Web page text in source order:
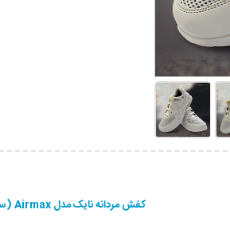
کفش مردانه نایک مدل Airmax (سفید)